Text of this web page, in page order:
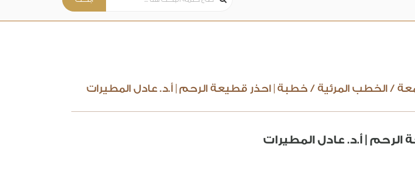
/ الخطب المرئية / خطبة | احذر قطيعة الرحم | أ.د. عادل المطيرات
| أ.د. عادل المطيرات